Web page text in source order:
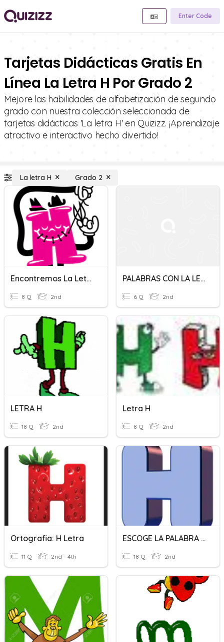
Enter Code
Tarjetas Didácticas Gratis En
Línea La Letra H Por Grado 2
Mejore las habilidades de alfabetización de segundo
grado con nuestra colección seleccionada de
tarjetas didácticas 'La letra H' en Quizizz. ¡Aprendizaje
atractivo e interactivo hecho divertido!
La letra H Grado 2
Encontremos La Letra "H"
8 Q 2nd
PALABRAS CON LA LETRA H
6 Q 2nd
LETRA H
18 Q 2nd
Letra H
8 Q 2nd
Ortografia: H Letra
11 Q 2nd - 4th
ESCOGE LA PALABRA CORRECTA LETRA "H"
18 Q 2nd